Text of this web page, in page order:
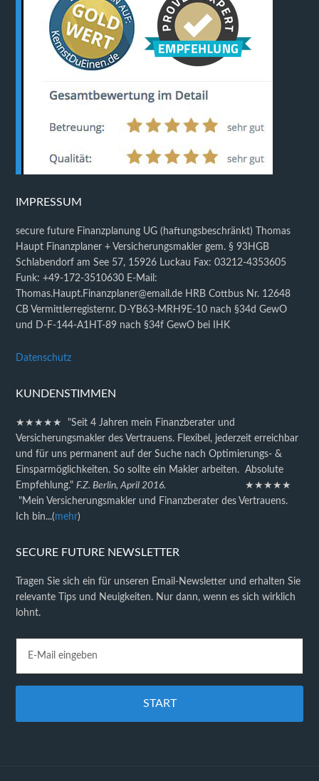
IMPRESSUM
secure future Finanzplanung UG (haftungsbeschränkt) Thomas
Haupt Finanzplaner + Versicherungsmakler gem. § 93HGB
Schlabendorf am See 57, 15926 Luckau Fax: 03212-4353605
Funk: +49-172-3510630 E-Mail:
Thomas.Haupt.Finanzplaner@email.de HRB Cottbus Nr. 12648
CB Vermittlerregisternr. D-YB63-MRH9E-10 nach §34d GewO
und D-F-144-A1HT-89 nach §34f GewO bei IHK
Datenschutz
KUNDENSTIMMEN
★★★★★ "Seit 4 Jahren mein Finanzberater und
Versicherungsmakler des Vertrauens. Flexibel, jederzeit erreichbar
und für uns permanent auf der Suche nach Optimierungs- &
Einsparmöglichkeiten. So sollte ein Makler arbeiten. Absolute
Empfehlung." F.Z. Berlin, April 2016. ★★★★★
"Mein Versicherungsmakler und Finanzberater des Vertrauens.
Ich bin...(mehr)
SECURE FUTURE NEWSLETTER
Tragen Sie sich ein für unseren Email-Newsletter und erhalten Sie
relevante Tips und Neuigkeiten. Nur dann, wenn es sich wirklich
lohnt.